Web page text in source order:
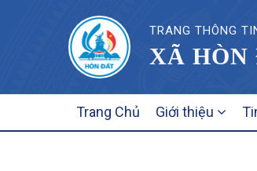
TRANG THÔNG
XÃ
NAVIGATION
Trang Chủ Giới thiệu